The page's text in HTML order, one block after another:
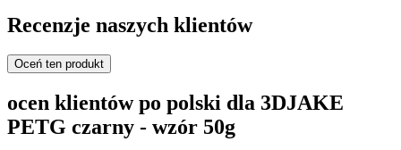
Recenzje naszych klientów
Oceń ten produkt
ocen klientów po polski dla 3DJAKE
PETG czarny - wzór 50g